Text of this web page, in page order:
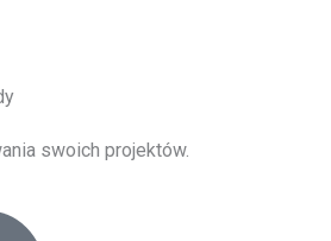
swoich projektów.